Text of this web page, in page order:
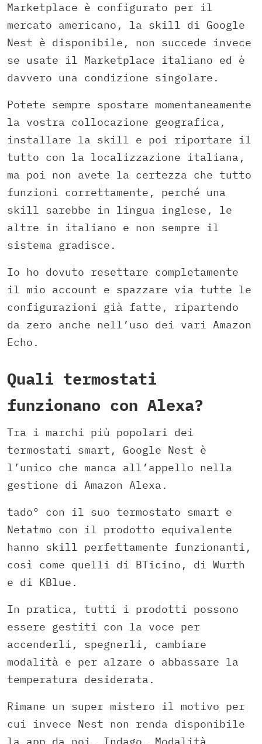
Marketplace è configurato per il
mercato americano, la skill di Google
Nest è disponibile, non succede invece
se usate il Marketplace italiano ed è
davvero una condizione singolare.
Potete sempre spostare momentaneamente
la vostra collocazione geografica,
installare la skill e poi riportare il
tutto con la localizzazione italiana,
ma poi non avete la certezza che tutto
funzioni correttamente, perché una
skill sarebbe in lingua inglese, le
altre in italiano e non sempre il
sistema gradisce.
Io ho dovuto resettare completamente
il mio account e spazzare via tutte le
configurazioni già fatte, ripartendo
da zero anche nell’uso dei vari Amazon
Echo.
Quali termostati
funzionano con Alexa?
Tra i marchi più popolari dei
termostati smart, Google Nest è
l’unico che manca all’appello nella
gestione di Amazon Alexa.
tado° con il suo termostato smart e
Netatmo con il prodotto equivalente
hanno skill perfettamente funzionanti,
così come quelli di BTicino, di Wurth
e di KBlue.
In pratica, tutti i prodotti possono
essere gestiti con la voce per
accenderli, spegnerli, cambiare
modalità e per alzare o abbassare la
temperatura desiderata.
Rimane un super mistero il motivo per
cui invece Nest non renda disponibile
la app da noi. Indago. Modalità